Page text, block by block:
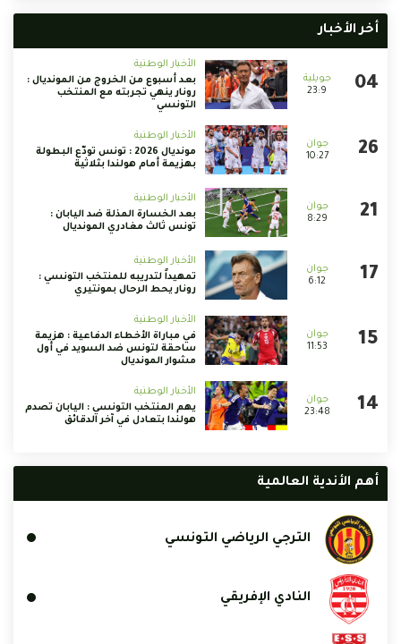
أخر الأخبار
23:9
الأخبار الوطنية
بعد أسبوع من الخروج من المونديال :
رونار ينهي تجربته مع المنتخب
التونسي
10:27
الأخبار الوطنية
مونديال 2026 : تونس تودّع البطولة
بهزيمة أمام هولندا بثلاثية
8:29
الأخبار الوطنية
بعد الخسارة المذلة ضد اليابان :
تونس ثالث مغادري المونديال
6:12
الأخبار الوطنية
تمهيداً لتدريبه للمنتخب التونسي :
رونار يحط الرحال بمونتيري
11:53
الأخبار الوطنية
في مباراة الأخطاء الدفاعية : هزيمة
ساحقة لتونس ضد السويد في أول
مشوار المونديال
23:48
الأخبار الوطنية
يهم المنتخب التونسي : اليابان تصدم
هولندا بتعادل في آخر الدقائق
أهم الأندية العالمية
الترجي الرياضي التونسي
النادي الإفريقي